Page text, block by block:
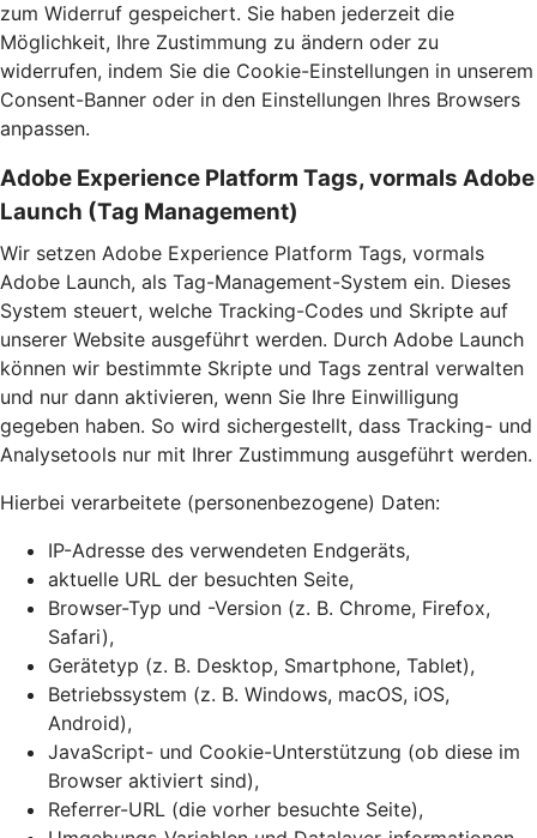
zum Widerruf gespeichert. Sie haben jederzeit die
Möglichkeit, Ihre Zustimmung zu ändern oder zu
widerrufen, indem Sie die Cookie-Einstellungen in unserem
Consent-Banner oder in den Einstellungen Ihres Browsers
anpassen.
Adobe Experience Platform Tags, vormals Adobe
Launch (Tag Management)
Wir setzen Adobe Experience Platform Tags, vormals
Adobe Launch, als Tag-Management-System ein. Dieses
System steuert, welche Tracking-Codes und Skripte auf
unserer Website ausgeführt werden. Durch Adobe Launch
können wir bestimmte Skripte und Tags zentral verwalten
und nur dann aktivieren, wenn Sie Ihre Einwilligung
gegeben haben. So wird sichergestellt, dass Tracking- und
Analysetools nur mit Ihrer Zustimmung ausgeführt werden.
Hierbei verarbeitete (personenbezogene) Daten:
IP-Adresse des verwendeten Endgeräts,
aktuelle URL der besuchten Seite,
Browser-Typ und -Version (z. B. Chrome, Firefox,
Safari),
Gerätetyp (z. B. Desktop, Smartphone, Tablet),
Betriebssystem (z. B. Windows, macOS, iOS,
Android),
JavaScript- und Cookie-Unterstützung (ob diese im
Browser aktiviert sind),
Referrer-URL (die vorher besuchte Seite),